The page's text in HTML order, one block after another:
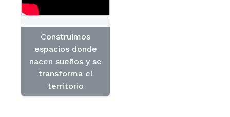
Construimos
espacios donde
nacen sueños y se
transforma el
territorio